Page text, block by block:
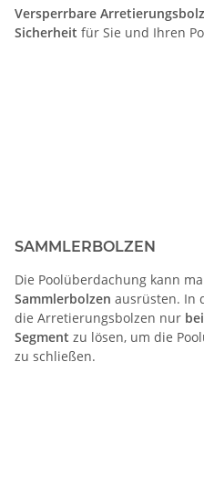
Versperrbare
Sicherheit für Sie und Ihren
SAMMLERBOLZEN
Die Poolüberdachung kann
Sammlerbolzen ausrüsten. In
die Arretierungsbolzen nur
Segment zu lösen, um die
zu schließen.